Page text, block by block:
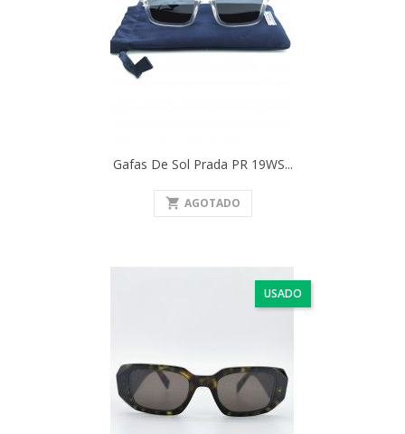
Gafas De Sol Prada PR 19WS...
shopping_cart AGOTADO
USADO